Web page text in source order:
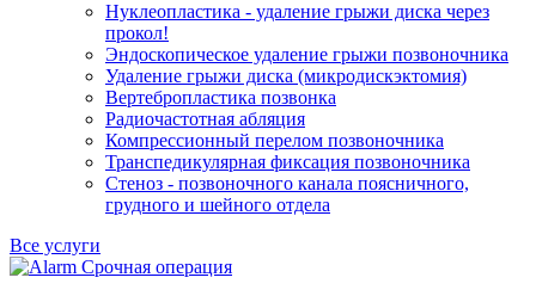
Нуклеопластика - удаление грыжи диска через
прокол!
Эндоскопическое удаление грыжи позвоночника
Удаление грыжи диска (микродискэктомия)
Вертебропластика позвонка
Радиочастотная абляция
Компрессионный перелом позвоночника
Транспедикулярная фиксация позвоночника
Стеноз - позвоночного канала поясничного,
грудного и шейного отдела
Все услуги
Срочная операция